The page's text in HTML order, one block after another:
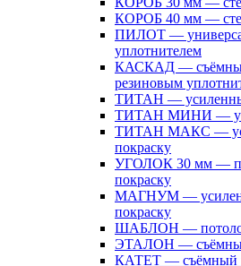
КОРОБ 40 мм —
ПИЛОТ —
уплотнителем
КАСКАД —
резиновым
ТИТАН —
ТИТАН МИНИ —
ТИТАН МАКС —
покраску
УГОЛОК 30 мм —
покраску
МАГНУМ —
покраску
ШАБЛОН —
ЭТАЛОН —
КАТЕТ — съёмный